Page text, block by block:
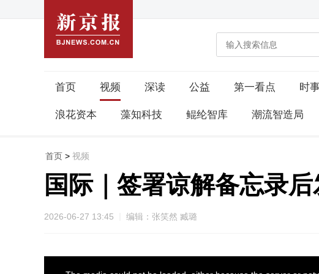
首页 视频 深读 公益 第一看点 时
浪花资本 藻知科技 鲲纶智库 潮流智造局
首页 > 视频
国际｜签署谅解备忘录
2026-06-27 13:45 编辑：张笑然 臧璐